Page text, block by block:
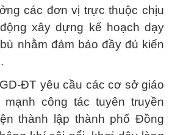
các đơn vị trực thuộc chịu
xây dựng kế hoạch dạy
nhằm đảm bảo đầy đủ kiến
ĐT yêu cầu các cơ sở giáo
công tác tuyên truyền
thành lập thành phố Đồng